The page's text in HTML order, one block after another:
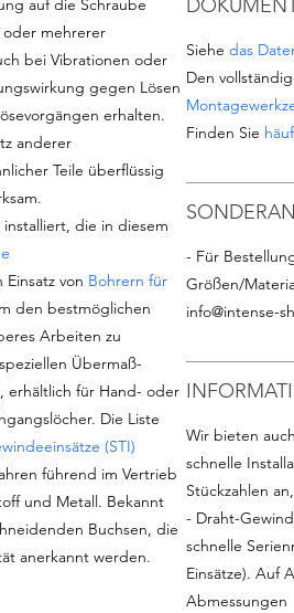
auf die Schraube
mehrerer
bei Vibrationen oder
gegen Lösen
erhalten.
anderer
Teile überflüssig
die in diesem
von Bohrern für
den bestmöglichen
Arbeiten zu
Übermaß-
erhältlich für Hand- oder
Die Liste
(STI)
führend im Vertrieb
und Metall. Bekannt
Buchsen, die
anerkannt werden.
Siehe das
Den
Finden Sie
- Für
Größen/
info@intense-
Wir bieten
schnelle
Stückzahlen
- Draht-
schnelle
Einsätze). Auf
Abmessungen